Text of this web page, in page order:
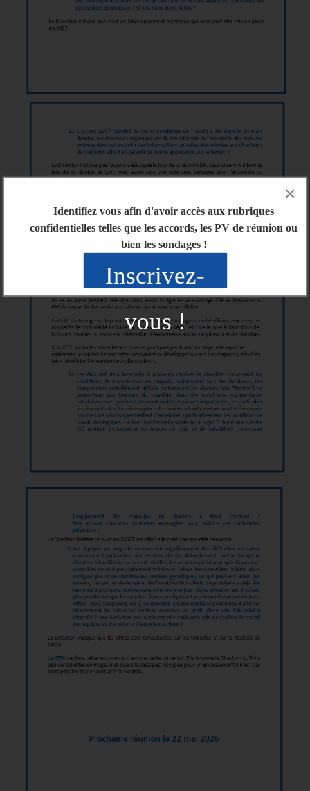
Identifiez vous afin d'avoir accès aux rubriques
confidentielles telles que les accords, les PV de réunion ou
bien les sondages !
Inscrivez-
vous !
×